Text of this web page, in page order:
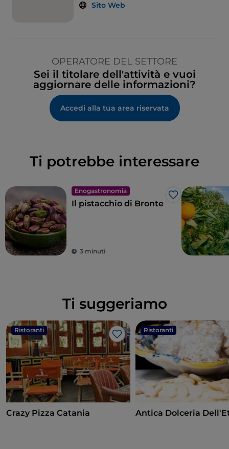
Sito Web
OPERATORE DEL SETTORE
Sei il titolare dell'attività e vuoi
aggiornare delle informazioni?
Accedi alla tua area riservata
Ti potrebbe interessare
Enogastronomia
Like
Il pistacchio di Bronte
3 minuti
Ti suggeriamo
Ristoranti
Like
Crazy Pizza Catania
Ristoranti
Antica Dolceria